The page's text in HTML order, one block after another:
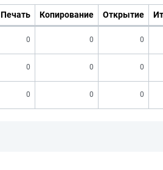
Печать Копирование Открытие
0 0 0
0 0 0
0 0 0